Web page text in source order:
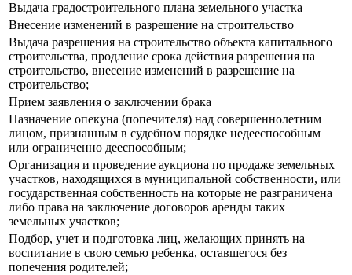
Выдача градостроительного плана земельного участка
Внесение изменений в разрешение на строительство
Выдача разрешения на строительство объекта капитального
строительства, продление срока действия разрешения на
строительство, внесение изменений в разрешение на
строительство;
Прием заявления о заключении брака
Назначение опекуна (попечителя) над совершеннолетним
лицом, признанным в судебном порядке недееспособным
или ограниченно дееспособным;
Организация и проведение аукциона по продаже земельных
участков, находящихся в муниципальной собственности, или
государственная собственность на которые не разграничена
либо права на заключение договоров аренды таких
земельных участков;
Подбор, учет и подготовка лиц, желающих принять на
воспитание в свою семью ребенка, оставшегося без
попечения родителей;